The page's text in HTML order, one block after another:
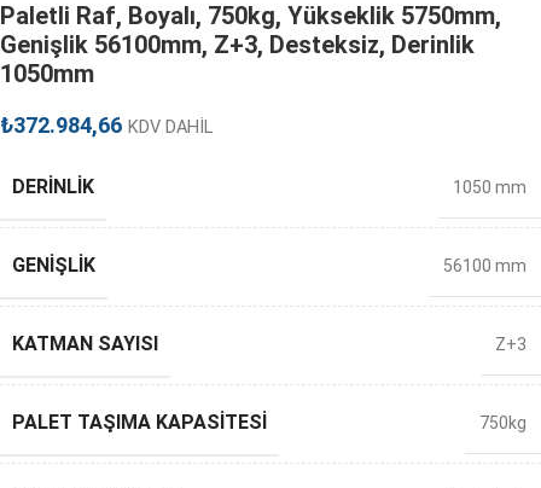
Paletli Raf, Boyalı, 750kg, Yükseklik 5750mm,
Genişlik 56100mm, Z+3, Desteksiz, Derinlik
1050mm
₺372.984,66 KDV DAHİL
DERINLIK 1050 mm
GENIŞLIK 56100 mm
KATMAN SAYISI Z+3
PALET TAŞIMA KAPASITESI 750kg